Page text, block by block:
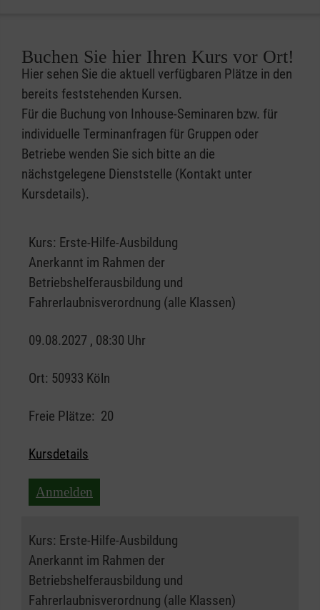
Buchen Sie hier Ihren Kurs vor Ort!
Hier sehen Sie die aktuell verfügbaren Plätze in den
bereits feststehenden Kursen.
Für die Buchung von Inhouse-Seminaren bzw. für
individuelle Terminanfragen für Gruppen oder
Betriebe wenden Sie sich bitte an die
nächstgelegene Dienststelle (Kontakt unter
Kursdetails).
Kurs: Erste-Hilfe-Ausbildung
Anerkannt im Rahmen der
Betriebshelferausbildung und
Fahrerlaubnisverordnung (alle Klassen)
09.08.2027 , 08:30 Uhr
Ort: 50933 Köln
Freie Plätze: 20
Kursdetails
Anmelden
Kurs: Erste-Hilfe-Ausbildung
Anerkannt im Rahmen der
Betriebshelferausbildung und
Fahrerlaubnisverordnung (alle Klassen)